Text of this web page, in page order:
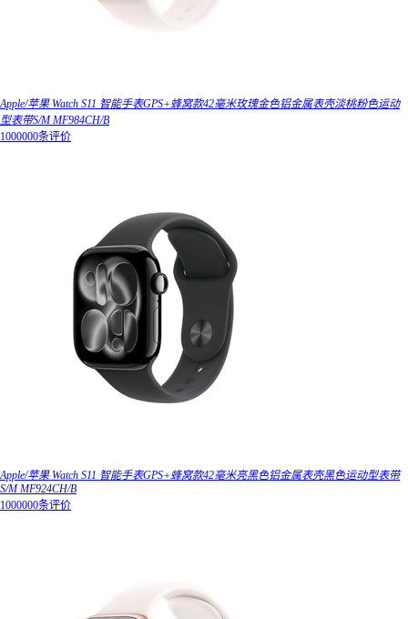
Apple/苹果 Watch S11 智能手表GPS+蜂窝款42毫米玫瑰金色铝金属表壳淡桃粉色运动
型表带S/M MF984CH/B
1000000条评价
Apple/苹果 Watch S11 智能手表GPS+蜂窝款42毫米亮黑色铝金属表壳黑色运动型表带
S/M MF924CH/B
1000000条评价